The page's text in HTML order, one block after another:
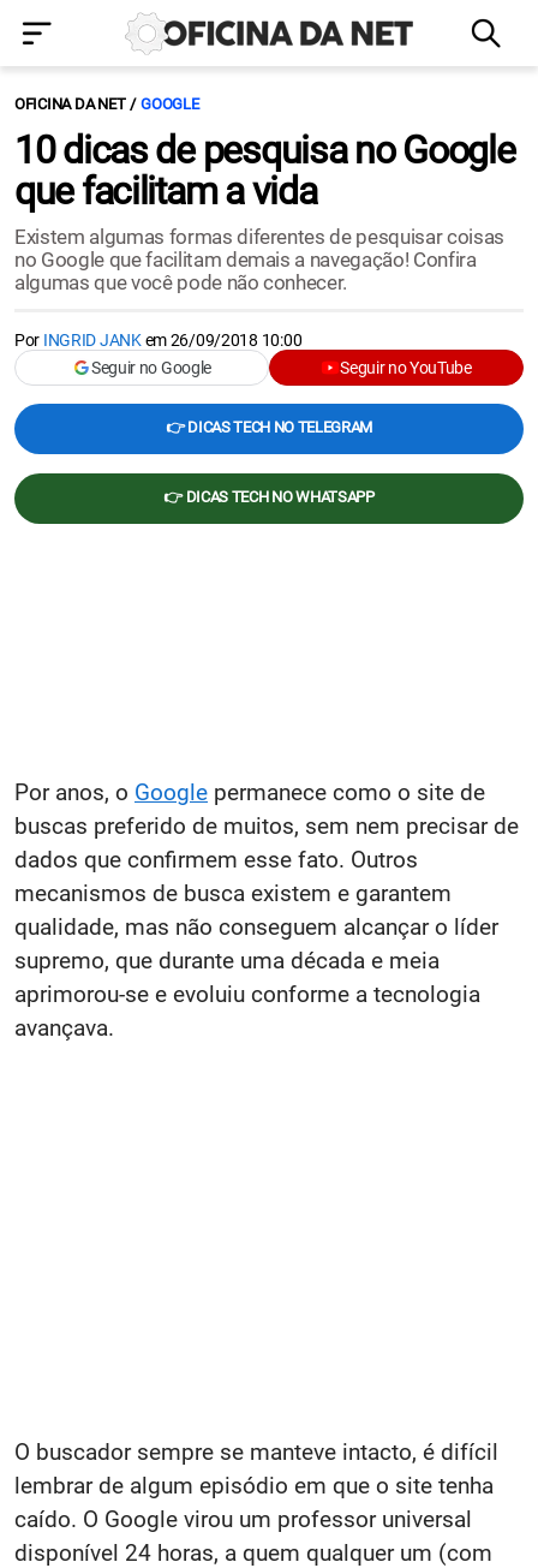
OFICINA DA NET GOOGLE
10 dicas de pesquisa no Google
que facilitam a vida
Existem algumas formas diferentes de pesquisar coisas
no Google que facilitam demais a navegação! Confira
algumas que você pode não conhecer.
Por INGRID JANKem26/09/2018 10:00
Seguir no Google
Seguir no YouTube
👉 DICAS TECH NO TELEGRAM
👉 DICAS TECH NO WHATSAPP
Por anos, o Google permanece como o site de
buscas preferido de muitos, sem nem precisar de
dados que confirmem esse fato. Outros
mecanismos de busca existem e garantem
qualidade, mas não conseguem alcançar o líder
supremo, que durante uma década e meia
aprimorou-se e evoluiu conforme a tecnologia
avançava.
O buscador sempre se manteve intacto, é difícil
lembrar de algum episódio em que o site tenha
caído. O Google virou um professor universal
disponível 24 horas, a quem qualquer um (com